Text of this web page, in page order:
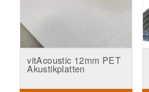
vitAcoustic 12mm PET
Akustikplatten